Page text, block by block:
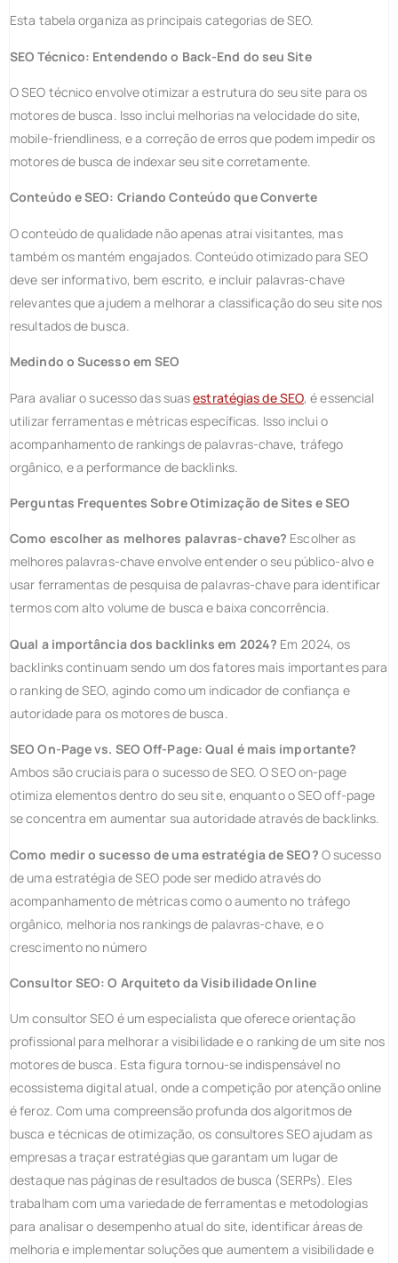
Esta tabela organiza as principais categorias de SEO.
SEO Técnico: Entendendo o Back-End do seu Site
O SEO técnico envolve otimizar a estrutura do seu site para os
motores de busca. Isso inclui melhorias na velocidade do site,
mobile-friendliness, e a correção de erros que podem impedir os
motores de busca de indexar seu site corretamente.
Conteúdo e SEO: Criando Conteúdo que Converte
O conteúdo de qualidade não apenas atrai visitantes, mas
também os mantém engajados. Conteúdo otimizado para SEO
deve ser informativo, bem escrito, e incluir palavras-chave
relevantes que ajudem a melhorar a classificação do seu site nos
resultados de busca.
Medindo o Sucesso em SEO
Para avaliar o sucesso das suasestratégias de SEO, é essencial
utilizar ferramentas e métricas específicas. Isso inclui o
acompanhamento de rankings de palavras-chave, tráfego
orgânico, e a performance de backlinks.
Perguntas Frequentes Sobre Otimização de Sites e SEO
Como escolher as melhores palavras-chave? Escolher as
melhores palavras-chave envolve entender o seu público-alvo e
usar ferramentas de pesquisa de palavras-chave para identificar
termos com alto volume de busca e baixa concorrência.
Qual a importância dos backlinks em 2024? Em 2024, os
backlinks continuam sendo um dos fatores mais importantes para
o ranking de SEO, agindo como um indicador de confiança e
autoridade para os motores de busca.
SEO On-Page vs. SEO Off-Page: Qual é mais importante?
Ambos são cruciais para o sucesso de SEO. O SEO on-page
otimiza elementos dentro do seu site, enquanto o SEO off-page
se concentra em aumentar sua autoridade através de backlinks.
Como medir o sucesso de uma estratégia de SEO? O sucesso
de uma estratégia de SEO pode ser medido através do
acompanhamento de métricas como o aumento no tráfego
orgânico, melhoria nos rankings de palavras-chave, e o
crescimento no número
Consultor SEO: O Arquiteto da Visibilidade Online
Um consultor SEO é um especialista que oferece orientação
profissional para melhorar a visibilidade e o ranking de um site nos
motores de busca. Esta figura tornou-se indispensável no
ecossistema digital atual, onde a competição por atenção online
é feroz. Com uma compreensão profunda dos algoritmos de
busca e técnicas de otimização, os consultores SEO ajudam as
empresas a traçar estratégias que garantam um lugar de
destaque nas páginas de resultados de busca (SERPs). Eles
trabalham com uma variedade de ferramentas e metodologias
para analisar o desempenho atual do site, identificar áreas de
melhoria e implementar soluções que aumentem a visibilidade e